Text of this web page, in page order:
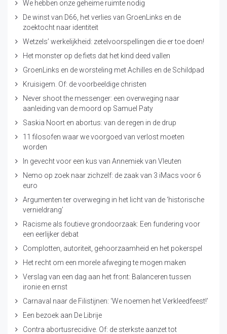
We hebben onze geheime ruimte nodig
De winst van D66, het verlies van GroenLinks en de
zoektocht naar identiteit
Wetzels’ werkelijkheid: zetelvoorspellingen die er toe doen!
Het monster op de fiets dat het kind deed vallen
GroenLinks en de worsteling met Achilles en de Schildpad
Kruisigem. Of: de voorbeeldige christen
Never shoot the messenger: een overweging naar
aanleiding van de moord op Samuel Paty
Saskia Noort en abortus: van de regen in de drup
11 filosofen waar we voorgoed van verlost moeten
worden
In gevecht voor een kus van Annemiek van Vleuten
Nemo op zoek naar zichzelf: de zaak van 3 iMacs voor 6
euro
Argumenten ter overweging in het licht van de ‘historische
vernieldrang’
Racisme als foutieve grondoorzaak: Een fundering voor
een eerlijker debat
Complotten, autoriteit, gehoorzaamheid en het pokerspel
Het recht om een morele afweging te mogen maken
Verslag van een dag aan het front: Balanceren tussen
ironie en ernst
Carnaval naar de Filistijnen: ‘We noemen het Verkleedfeest!’
Een bezoek aan De Librije
Contra abortusrecidive. Of: de sterkste aanzet tot